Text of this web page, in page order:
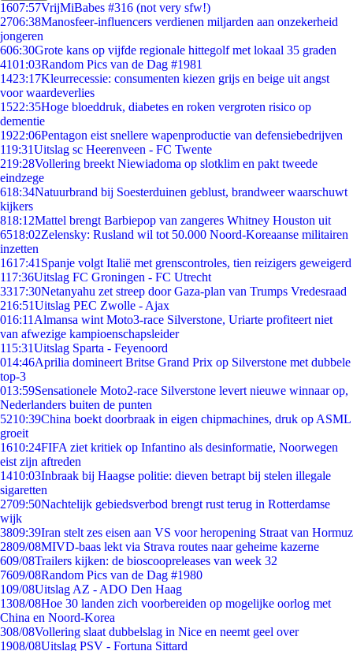
1607:57VrijMiBabes #316 (not very sfw!)
2706:38Manosfeer-influencers verdienen miljarden aan onzekerheid
jongeren
606:30Grote kans op vijfde regionale hittegolf met lokaal 35 graden
4101:03Random Pics van de Dag #1981
1423:17Kleurrecessie: consumenten kiezen grijs en beige uit angst
voor waardeverlies
1522:35Hoge bloeddruk, diabetes en roken vergroten risico op
dementie
1922:06Pentagon eist snellere wapenproductie van defensiebedrijven
119:31Uitslag sc Heerenveen - FC Twente
219:28Vollering breekt Niewiadoma op slotklim en pakt tweede
eindzege
618:34Natuurbrand bij Soesterduinen geblust, brandweer waarschuwt
kijkers
818:12Mattel brengt Barbiepop van zangeres Whitney Houston uit
6518:02Zelensky: Rusland wil tot 50.000 Noord-Koreaanse militairen
inzetten
1617:41 Spanje volgt Italië met grenscontroles, tien reizigers geweigerd
117:36Uitslag FC Groningen - FC Utrecht
3317:30Netanyahu zet streep door Gaza-plan van Trumps Vredesraad
216:51Uitslag PEC Zwolle - Ajax
016:11 Almansa wint Moto3-race Silverstone, Uriarte profiteert niet
van afwezige kampioenschapsleider
115:31Uitslag Sparta - Feyenoord
014:46Aprilia domineert Britse Grand Prix op Silverstone met dubbele
top-3
013:59Sensationele Moto2-race Silverstone levert nieuwe winnaar op,
Nederlanders buiten de punten
5210:39China boekt doorbraak in eigen chipmachines, druk op ASML
groeit
1610:24FIFA ziet kritiek op Infantino als desinformatie, Noorwegen
eist zijn aftreden
1410:03Inbraak bij Haagse politie: dieven betrapt bij stelen illegale
sigaretten
2709:50Nachtelijk gebiedsverbod brengt rust terug in Rotterdamse
wijk
3809:39Iran stelt zes eisen aan VS voor heropening Straat van Hormuz
2809/08MIVD-baas lekt via Strava routes naar geheime kazerne
609/08Trailers kijken: de bioscoopreleases van week 32
7609/08Random Pics van de Dag #1980
109/08Uitslag AZ - ADO Den Haag
1308/08Hoe 30 landen zich voorbereiden op mogelijke oorlog met
China en Noord-Korea
308/08Vollering slaat dubbelslag in Nice en neemt geel over
1908/08Uitslag PSV - Fortuna Sittard